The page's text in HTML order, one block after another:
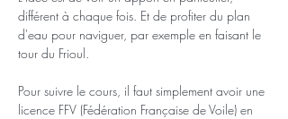
différent à chaque fois. Et de profiter du plan
d'eau pour naviguer, par exemple en faisant le
tour du Frioul.
Pour suivre le cours, il faut simplement avoir une
licence FFV (Fédération Française de Voile) en